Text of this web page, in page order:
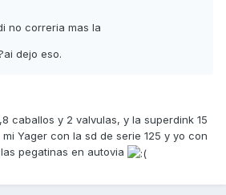
no correria mas la
dejo eso.
caballos y 2 valvulas, y la superdink 15
Yager con la sd de serie 125 y yo con
pegatinas en autovia